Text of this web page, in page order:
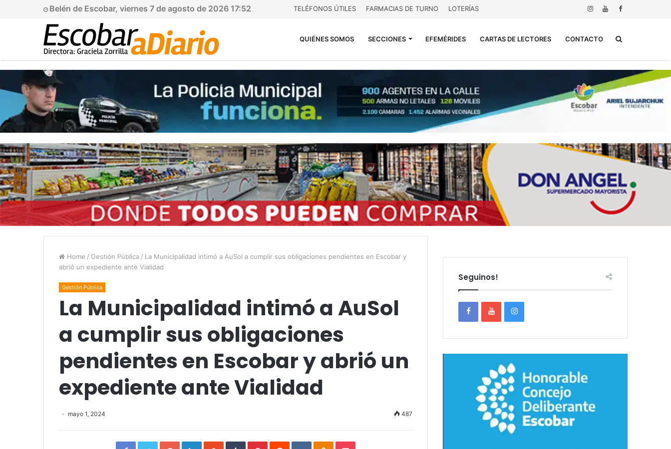
Belén de Escobar, viernes 7 de agosto de 2026 17:52 TELÉFONOS ÚTILES FARMACIAS DE TURNO LOTERÍAS
QUIÉNES SOMOS SECCIONES EFEMÉRIDES CARTAS DE LECTORES CONTACTO
Home / Gestión Pública / La Municipalidad intimó a AuSol a cumplir sus obligaciones pendientes en Escobar y
abrió un expediente ante Vialidad
Gestión Pública
La Municipalidad intimó a AuSol
a cumplir sus obligaciones
pendientes en Escobar y abrió un
expediente ante Vialidad
mayo 1, 2024 487
FacebookTwitterGoogle+LinkedInStumbleUpon
TumblrPinterestReddit VKontakteOdnoklassniki
Pocket
Seguinos!